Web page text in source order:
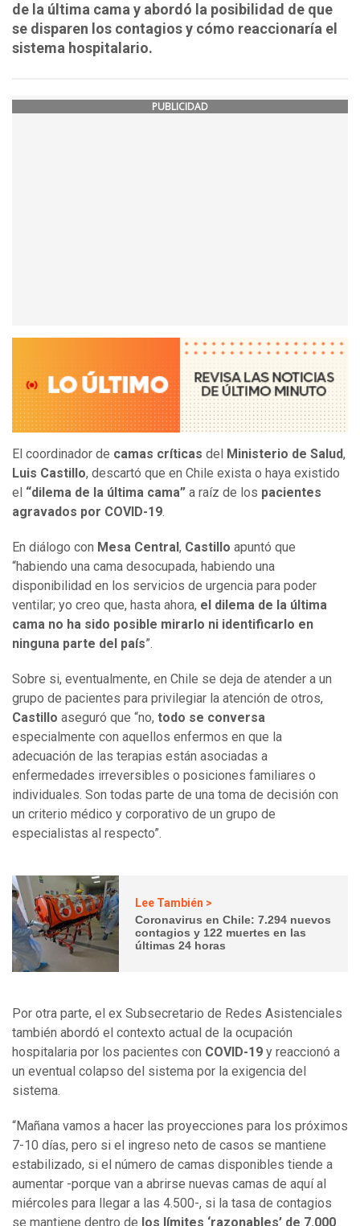
de la última cama y abordó la posibilidad de que
se disparen los contagios y cómo reaccionaría el
sistema hospitalario.
PUBLICIDAD
El coordinador de camas críticas del Ministerio de Salud,
Luis Castillo, descartó que en Chile exista o haya existido
el “dilema de la última cama” a raíz de los pacientes
agravados por COVID-19.
En diálogo con Mesa Central , Castillo apuntó que
“habiendo una cama desocupada, habiendo una
disponibilidad en los servicios de urgencia para poder
ventilar; yo creo que, hasta ahora, el dilema de la última
cama no ha sido posible mirarlo ni identificarlo en
ninguna parte del país”.
Sobre si, eventualmente, en Chile se deja de atender a un
grupo de pacientes para privilegiar la atención de otros,
Castillo aseguró que “no, todo se conversa
especialmente con aquellos enfermos en que la
adecuación de las terapias están asociadas a
enfermedades irreversibles o posiciones familiares o
individuales. Son todas parte de una toma de decisión con
un criterio médico y corporativo de un grupo de
especialistas al respecto”.
Lee También >
Coronavirus en Chile: 7.294 nuevos
contagios y 122 muertes en las
últimas 24 horas
Por otra parte, el ex Subsecretario de Redes Asistenciales
también abordó el contexto actual de la ocupación
hospitalaria por los pacientes con COVID-19 y reaccionó a
un eventual colapso del sistema por la exigencia del
sistema.
“Mañana vamos a hacer las proyecciones para los próximos
7-10 días, pero si el ingreso neto de casos se mantiene
estabilizado, si el número de camas disponibles tiende a
aumentar -porque van a abrirse nuevas camas de aquí al
miércoles para llegar a las 4.500-, si la tasa de contagios
se mantiene dentro de los límites ‘razonables’ de 7.000